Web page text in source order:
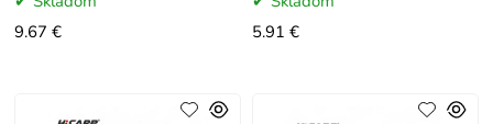
9.67 €
5.91 €